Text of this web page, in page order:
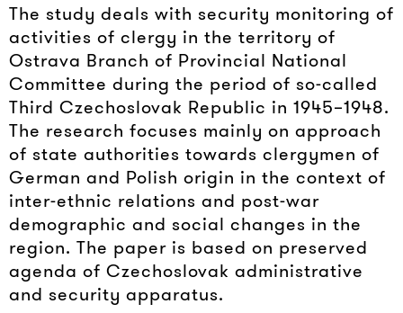
The study deals with security monitoring of
activities of clergy in the territory of
Ostrava Branch of Provincial National
Committee during the period of so-called
Third Czechoslovak Republic in 1945–1948.
The research focuses mainly on approach
of state authorities towards clergymen of
German and Polish origin in the context of
inter-ethnic relations and post-war
demographic and social changes in the
region. The paper is based on preserved
agenda of Czechoslovak administrative
and security apparatus.